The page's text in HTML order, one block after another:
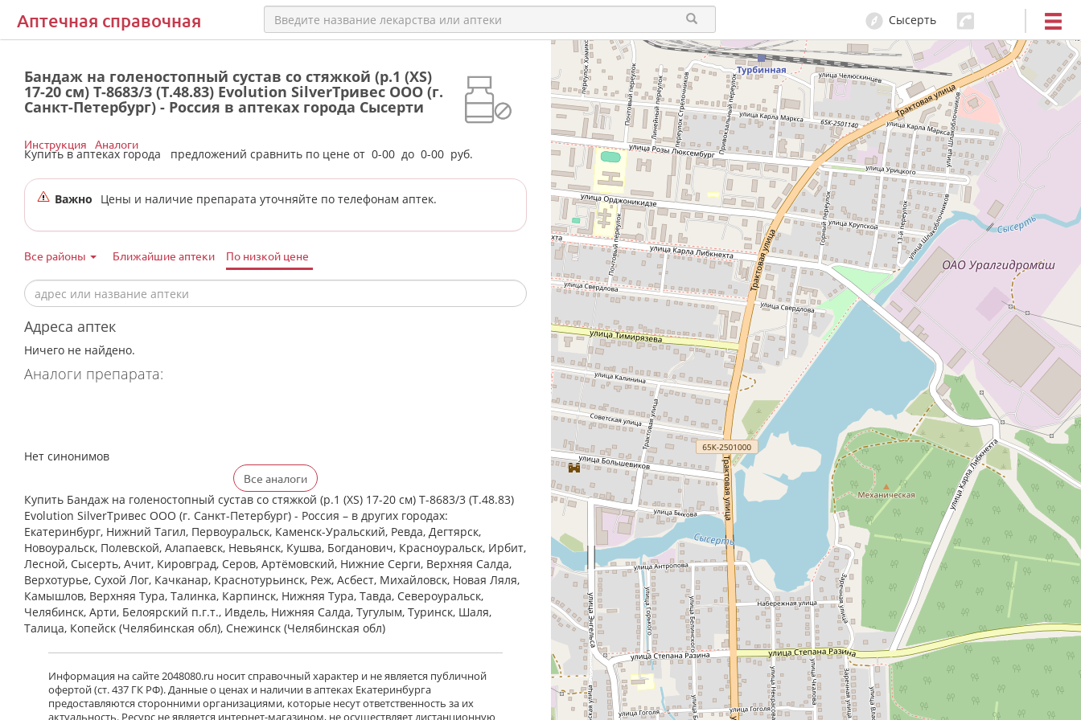
Аптечная справочная Сысерть
Бандаж на голеностопный сустав со стяжкой (р.1 (XS)
17-20 см) Т-8683/3 (Т.48.83) Evolution SilverТривес ООО (г.
Санкт-Петербург) - Россия в аптеках города Сысерти
Купить в аптеках города предложений сравнить по цене от 0-00 до 0-00 руб.
Инструкция Аналоги
Важно Цены и наличие препарата уточняйте по телефонам аптек.
Все районы Ближайшие аптеки По низкой цене
Адреса аптек
Ничего не найдено.
Аналоги препарата:
Нет синонимов
Все аналоги
Купить Бандаж на голеностопный сустав со стяжкой (р.1 (XS) 17-20 см) Т-8683/3 (Т.48.83)
Evolution SilverТривес ООО (г. Санкт-Петербург) - Россия – в других городах:
Екатеринбург, Нижний Тагил, Первоуральск, Каменск-Уральский, Ревда, Дегтярск,
Новоуральск, Полевской, Алапаевск, Невьянск, Кушва, Богданович, Красноуральск, Ирбит,
Лесной, Сысерть, Ачит, Кировград, Серов, Артёмовский, Нижние Cерги, Верхняя Салда,
Верхотурье, Сухой Лог, Качканар, Краснотурьинск, Реж, Асбест, Михайловск, Новая Ляля,
Камышлов, Верхняя Тура, Талинка, Карпинск, Нижняя Тура, Тавда, Североуральск,
Челябинск, Арти, Белоярский п.г.т., Ивдель, Нижняя Салда, Тугулым, Туринск, Шаля,
Талица, Копейск (Челябинская обл), Снежинск (Челябинская обл)
Информация на сайте 2048080.ru носит справочный характер и не является публичной
офертой (ст. 437 ГК РФ). Данные о ценах и наличии в аптеках Екатеринбурга
предоставляются сторонними организациями, которые несут ответственность за их
актуальность. Ресурс не является интернет-магазином, не осуществляет дистанционную